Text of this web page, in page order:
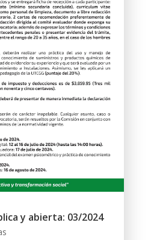
y abierta: 03/2024